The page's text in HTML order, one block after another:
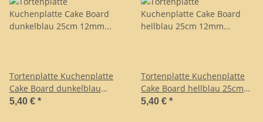
Tortenplatte Kuchenplatte
Cake Board dunkelblau
25cm 12mm extra stabil
5,40 € *
Tortenplatte Kuchenplatte
Cake Board hellblau 25cm
12mm extra stabil
5,40 € *